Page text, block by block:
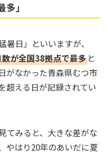
」
日」といいますが、
が全国38拠点で最多と
がなかった青森県むつ市
超える日が記録されてい
てみると、大きな差がな
やはり20年のあいだに夏